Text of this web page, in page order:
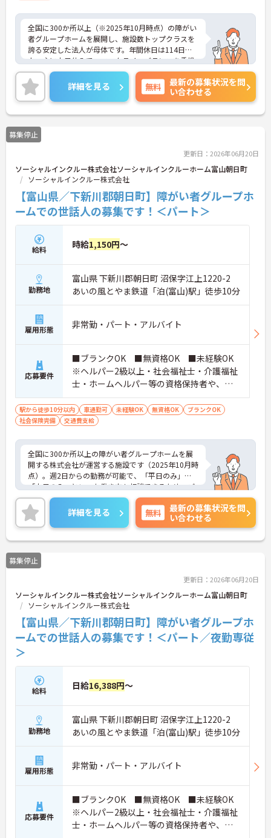
全国に300か所以上（※2025年10月時点）の障がい
者グループホームを展開し、施設数トップクラスを
誇る安定した法人が母体です。年間休日は114日以
上、主に土日休みで、ワークライフバランスを重視
した働き方が可能です。産前産後・育児休暇制度も
あり、子育て世代も安心して働ける環境が整ってい
ます。一般社員研修や外部勉強会受講支援制度など
を通じて着実にスキルアップもできます。チームを
まとめ、メンバーの成長を後押しすることにやりが
いを感じる方、新しい挑戦に意欲的な方にぴったり
の職場です。ご興味のある方は詳細等をお伝えしま
詳細を見る 無料
最新の募集状況を問
い合わせる
募集停止
更新日：2026年06月20日
ソーシャルインクルー株式会社ソーシャルインクルーホーム富山朝日町
ソーシャルインクルー株式会社
【富山県／下新川郡朝日町】障がい者グループホ
ームでの世話人の募集です！＜パート＞
給料 時給1,150円～
勤務地
富山県 下新川郡朝日町 沼保字江上1220-2
あいの風とやま鉄道「泊(富山)駅」徒歩10分
雇用形態 非常勤・パート・アルバイト
応募要件
■ブランクOK ■無資格OK ■未経験OK
※ヘルパー2級以上・社会福祉士・介護福祉
士・ホームヘルパー等の資格保持者や、福
祉系業務経験者、障害者支援施設経験者、
生活支援員、障害者支援員、就労支援員、
生活相談員等の経験歓迎
駅から徒歩10分以内 車通勤可 未経験OK 無資格OK
ブランクOK
社会保険完備
交通費支給
全国に300か所以上の障がい者グループホームを展
開する株式会社が運営する施設です（2025年10月時
点）。週2日からの勤務が可能で、「平日のみ」
「土日のみ」といった働き方も相談できるため、ご
自身のライフスタイルに合わせて柔軟に働けます。
ご家庭やプライベートとの両立、Wワークを希望さ
れる方にもぴったりです。未経験・無資格からスタ
ートできるお仕事で、入社後は先輩スタッフが1か
ら丁寧にサポートするため、安心して業務を始めら
れます。実際に20代から60代まで幅広い年代のスタ
ッフが活躍中です。ご興味のある方には、面接対策
詳細を見る 無料
最新の募集状況を問
い合わせる
募集停止
更新日：2026年06月20日
ソーシャルインクルー株式会社ソーシャルインクルーホーム富山朝日町
ソーシャルインクルー株式会社
【富山県／下新川郡朝日町】障がい者グループホ
ームでの世話人の募集です！＜パート／夜勤専従
＞
給料 日給16,388円～
勤務地
富山県 下新川郡朝日町 沼保字江上1220-2
あいの風とやま鉄道「泊(富山)駅」徒歩10分
雇用形態 非常勤・パート・アルバイト
応募要件
■ブランクOK ■無資格OK ■未経験OK
※ヘルパー2級以上・社会福祉士・介護福祉
士・ホームヘルパー等の資格保持者や、福